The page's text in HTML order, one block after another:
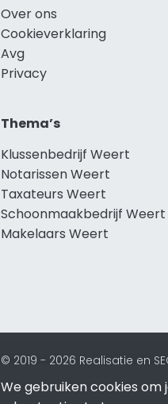
Over ons
Cookieverklaring
Avg
Privacy
Thema’s
Klussenbedrijf Weert
Notarissen Weert
Taxateurs Weert
Schoonmaakbedrijf Weert
Makelaars Weert
© 2019 - 2026 Realisatie en
We gebruiken cookies